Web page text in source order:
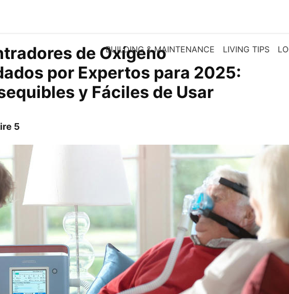
BUILDING & MAINTENANCE LIVING TIPS
de Oxígeno
por Expertos para 2025:
y Fáciles de Usar
5